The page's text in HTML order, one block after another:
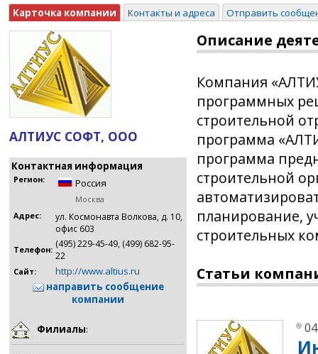
Карточка компании Контакты и адреса Отправить
АЛТИУС СОФТ, ООО
Контактная информация
Регион: Россия
Москва
Адрес:
ул. Космонавта Волкова, д. 10,
офис 603
Телефон: (495) 229-45-49, (499) 682-95-
22
Сайт:
http://www.altius.ru
направить сообщение
компании
Филиалы:
Описание
Компания
программных
строительной
программа
программа
строительной
планирование,
строительных
Статьи